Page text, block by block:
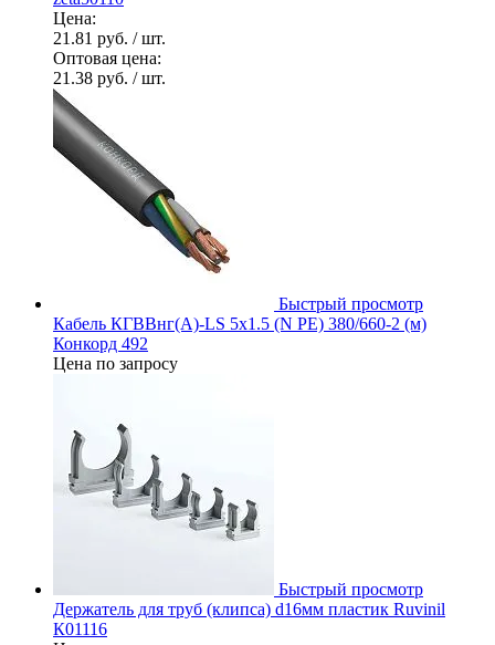
Цена:
21.81 руб. / шт.
Оптовая цена:
21.38 руб. / шт.
Быстрый просмотр
Кабель КГВВнг(А)-LS 5х1.5 (N PE) 380/660-2 (м)
Конкорд 492
Цена по запросу
Быстрый просмотр
Держатель для труб (клипса) d16мм пластик Ruvinil
К01116